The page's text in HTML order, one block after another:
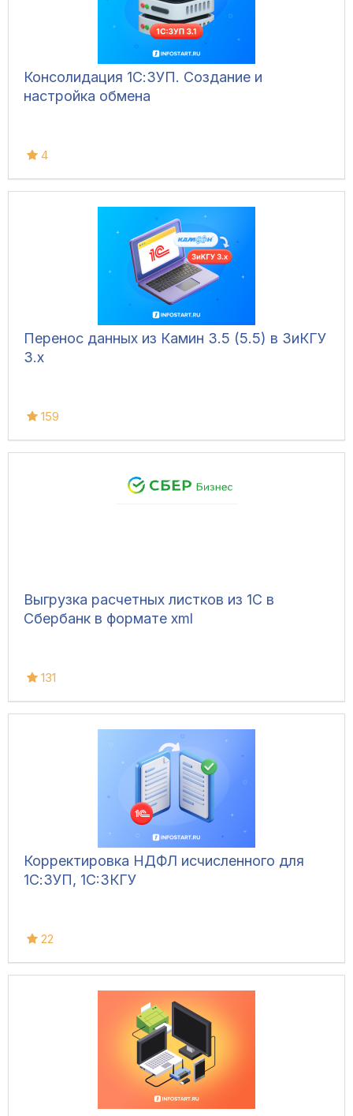
Консолидация 1С:ЗУП. Создание и
настройка обмена
4
Перенос данных из Камин 3.5 (5.5) в ЗиКГУ
3.х
159
Выгрузка расчетных листков из 1С в
Сбербанк в формате xml
131
Корректировка НДФЛ исчисленного для
1С:ЗУП, 1C:ЗКГУ
22